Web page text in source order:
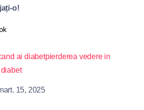
o!
ai diabetpierderea vedere in
15, 2025